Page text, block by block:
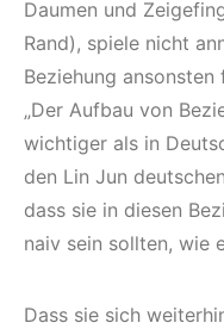
Daumen und
Rand), spiele nicht
Beziehung
„Der Aufbau von
wichtiger als in
den Lin Jun
dass sie in diesen
naiv sein sollten, wie
Dass sie sich